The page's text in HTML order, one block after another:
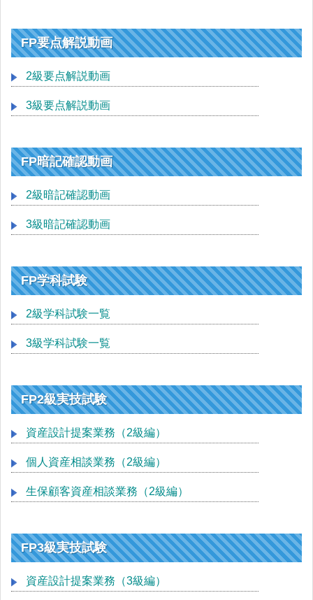
FP要点解説動画
2級要点解説動画
3級要点解説動画
FP暗記確認動画
2級暗記確認動画
3級暗記確認動画
FP学科試験
2級学科試験一覧
3級学科試験一覧
FP2級実技試験
資産設計提案業務（2級編）
個人資産相談業務（2級編）
生保顧客資産相談業務（2級編）
FP3級実技試験
資産設計提案業務（3級編）